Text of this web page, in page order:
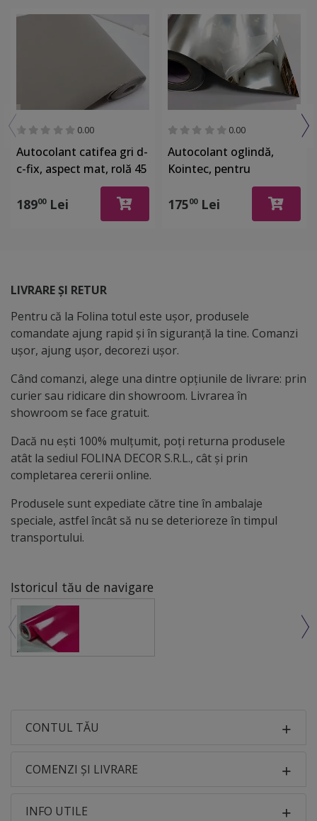
0.00
Autocolant catifea gri d-
c-fix, aspect mat, rolă 45
18900Lei
0.00
Autocolant oglindă,
Kointec, pentru
suprafeţe din sticlă,
plexiglass, plastic, rolă
17500Lei
LIVRARE ȘI RETUR
Pentru că la Folina totul este ușor, produsele
comandate ajung rapid și în siguranță la tine. Comanzi
ușor, ajung ușor, decorezi ușor.
Când comanzi, alege una dintre opțiunile de livrare: prin
curier sau ridicare din showroom. Livrarea în
showroom se face gratuit.
Dacă nu ești 100% mulțumit, poți returna produsele
atât la sediul FOLINA DECOR S.R.L., cât și prin
completarea cererii online.
Produsele sunt expediate către tine în ambalaje
speciale, astfel încât să nu se deterioreze în timpul
transportului.
Istoricul tău de navigare
CONTUL TĂU
COMENZI ȘI LIVRARE
INFO UTILE